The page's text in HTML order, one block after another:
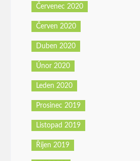
Červenec 2020
Červen 2020
Duben 2020
Únor 2020
Leden 2020
Prosinec 2019
Listopad 2019
Říjen 2019